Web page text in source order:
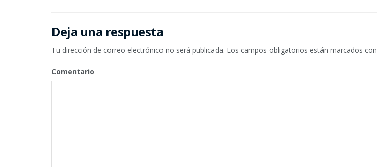
Deja una respuesta
Tu dirección de correo electrónico no será publicada. Los campos obligatorios están marcados con
Comentario